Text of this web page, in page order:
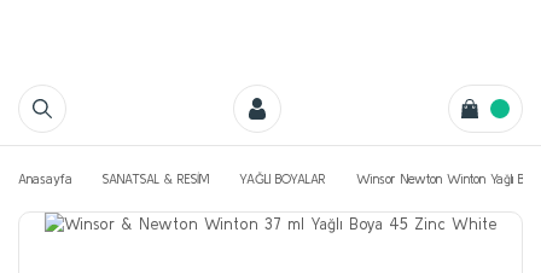
Anasayfa SANATSAL & RESİM YAĞLI BOYALAR Winsor Newton Winton Yağlı